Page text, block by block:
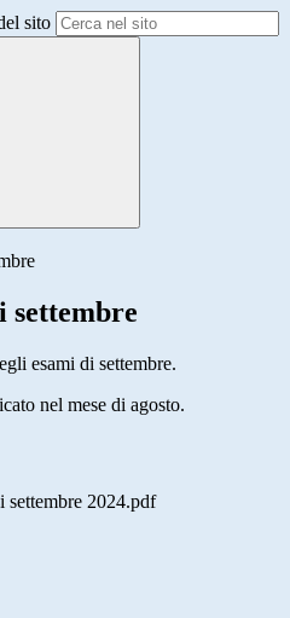
sito
settembre
esami di settembre.
nel mese di agosto.
settembre 2024.pdf